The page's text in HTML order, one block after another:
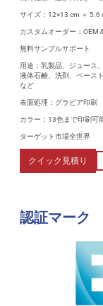
サイズ：12×13 cm ＋ 5.6
カスタムオーダー：OEM
無料サンプルサポート
用途：乳製品、ジュース
液体石鹸、洗剤、ペース
など
表面処理：グラビア印刷
カラー：13色まで印刷可
ターゲット市場全世界
クイック見積り
認証マーク